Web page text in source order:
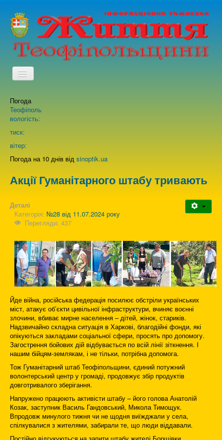
TPL_PROTOSTAR_TOGGLE_MENU
Про нас
Зворотній зв'язок
Погода
Теофіполь
вологість:
тиск:
вітер:
Погода на 10 днів від sinoptik.ua
Акції Гуманітарного штабу тривають
Деталі
Категорія: №28 від 11.07.2024 року
Перегляди: 437
Йде війна, російська федерація посилює обстріли українських
міст, атакує об’єкти цивільної інфраструктури, вчиняє воєнні
злочини, вбиває мирне населення – дітей, жінок, стариків.
Надзвичайно складна ситуація в Харкові, благодійні фонди, які
опікуються закладами соціальної сфери, просять про допомогу.
Загострення бойових дій відбувається по всій лінії зіткнення. І
нашим бійцям-землякам, і не тільки, потрібна допомога.
Тож Гуманітарний штаб Теофіпольщини, єдиний потужний
волонтерський центр у громаді, продовжує збір продуктів
довготривалого зберігання.
Напружено працюють активісти штабу – його голова Анатолій
Козак, заступник Василь Гандовський, Микола Тимощук.
Впродовж минулого тижня чи не щодня виїжджали у села,
спілкувалися з жителями, забирали те, що люди віддавали.